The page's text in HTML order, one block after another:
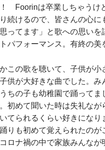
Foorinは卒業しちゃうけ
続けるので、皆さんの心
ってます」と歌への思い
パフォーマンス。有終の美
この歌を聴いて、子供が小
供が大好きな曲でした。
ちの子も幼稚園で踊って
初めて聞いた時は失礼な
てられるくらい好きにな
りも初めて覚えられたの
ロナ禍の中で家族みんな